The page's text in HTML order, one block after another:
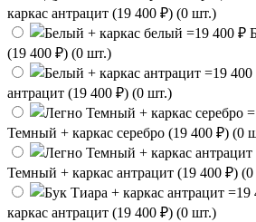
каркас антрацит (19 400 ₽) (0 шт.)
(19 400 ₽) (0 шт.)
антрацит (19 400 ₽) (0 шт.)
Темный + каркас серебро (19 400 ₽) (0
Темный + каркас антрацит (19 400 ₽)
каркас антрацит (19 400 ₽) (0 шт.)